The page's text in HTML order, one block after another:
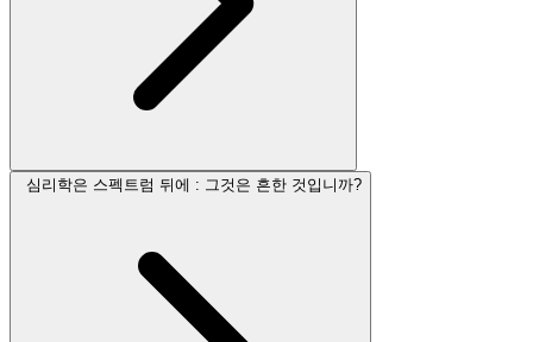
심리학은 스펙트럼 뒤에 : 그것은 흔한 것입니까?